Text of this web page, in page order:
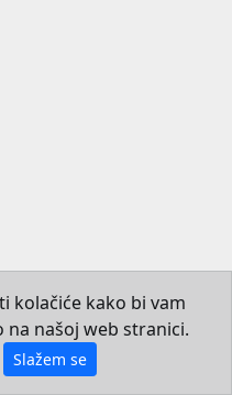
kolačiće kako bi vam
našoj web stranici.
Slažem se
jezik i jezikoslovlje